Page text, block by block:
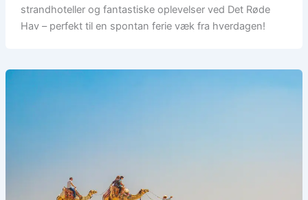
strandhoteller og fantastiske oplevelser ved Det Røde
Hav – perfekt til en spontan ferie væk fra hverdagen!